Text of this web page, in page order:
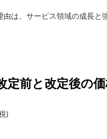
は、サービス領域の成長
定前と改定後の
)